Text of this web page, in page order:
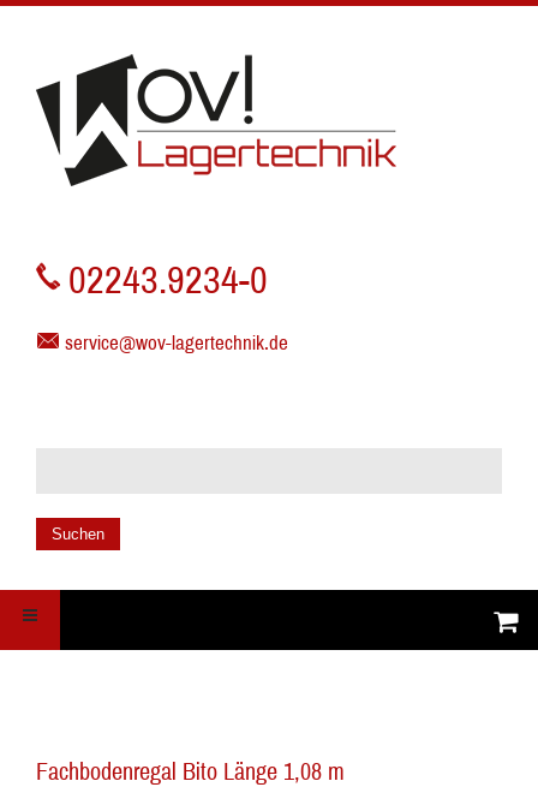
02243.9234-0
service@wov-lagertechnik.de
Suchen
Fachbodenregal Bito Länge 1,08 m